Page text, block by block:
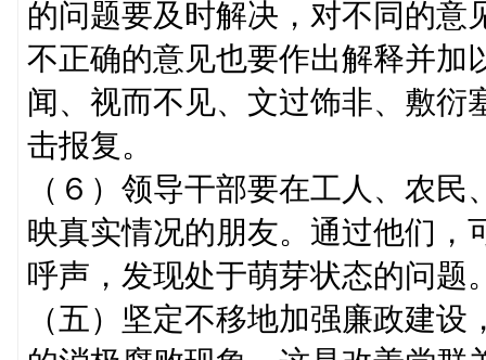
的问题要及时解决，对不同的意
不正确的意见也要作出解释并加
闻、视而不见、文过饰非、敷衍
击报复。
（６）领导干部要在工人、农
映真实情况的朋友。通过他们，
呼声，发现处于萌芽状态的问题
（五）坚定不移地加强廉政建